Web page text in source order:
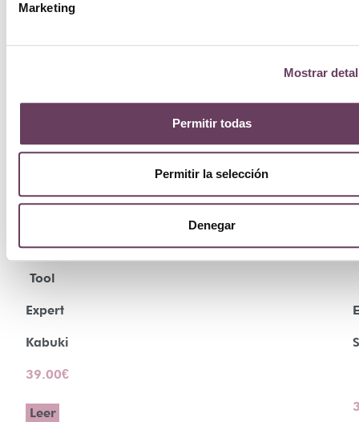
Marketing
Mostrar
Permitir todas
Permitir la selección
Denegar
Terry
Tool
Expert
Kabuki
39.00€
Leer